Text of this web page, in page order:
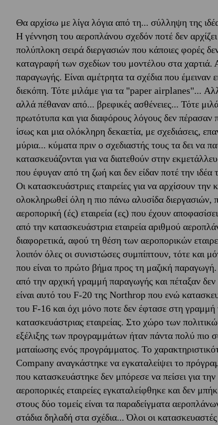
Θα αρχίσω με λίγα λόγια από τη... σύλληψη της
Η γέννηση του αεροπλάνου σχεδόν ποτέ δεν
πολύπλοκη σειρά διεργασιών που κάποιες φορές
καταγραφή των σχεδίων του μοντέλου στα
παραγωγής. Είναι αμέτρητα τα σχέδια που
διεκόπη. Τότε μιλάμε για τα "paper airplanes"...
αλλά πέθαναν από... βρεφικές ασθένειες... Τότε
πρωτότυπα και για διαφόρους λόγους δεν
ίσως και μια ολόκληρη δεκαετία, με σχεδιάσεις,
μύρια... κύματα πριν ο σχεδιαστής τους τα δει να
κατασκευάζονται για να διατεθούν στην
που έφυγαν από τη ζωή και δεν είδαν ποτέ την ιδέα
Οι κατασκευάστριες εταιρείες για να αρχίσουν
ολοκληρωθεί όλη η πιο πάνω αλυσίδα διεργασιών,
αεροπορική (ές) εταιρεία (ες) που έχουν
από την κατασκευάστρια εταιρεία αριθμού
διαφορετικά, αφού τη θέση των αεροπορικών
λοιπόν όλες οι συνιστώσες συμπίπτουν, τότε και
που είναι το πρώτο βήμα προς τη μαζική
από την αρχική γραμμή παραγωγής και πέταξαν
είναι αυτό του F-20 της Northrop που ενώ
του F-16 και όχι μόνο ποτε δεν έφτασε στη
κατασκευάστριας εταιρείας. Στο χώρο των
εξέλιξης των προγραμμάτων ήταν πάντα πολύ πιο
ματαίωσης ενός προγράμματος. Το
Company αναγκάστηκε να εγκαταλείψει το
που κατασκευάστηκε δεν μπόρεσε να πείσει για
αεροπορικές εταιρείες εγκαταλείφθηκε και δεν
στους δύο τομείς είναι τα παραδείγματα
στάδια δηλαδή στα σχέδια... Όλοι οι